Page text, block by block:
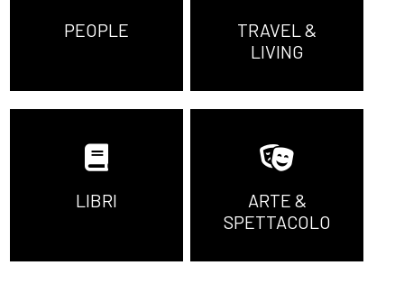
PEOPLE
TRAVEL &
LIVING
LIBRI
ARTE &
SPETTACOLO